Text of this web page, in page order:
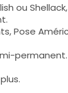
ou
Pose
permanent.